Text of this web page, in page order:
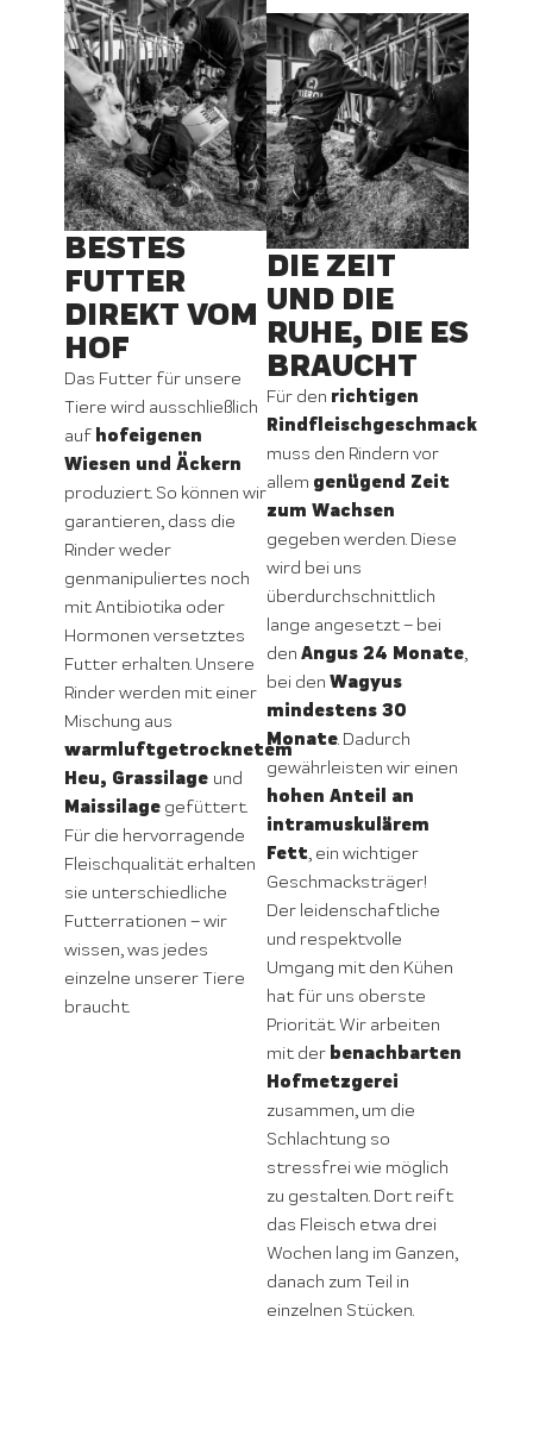
BESTES
FUTTER
DIREKT VOM
HOF
Das Futter für unsere
Tiere wird ausschließlich
auf hofeigenen
Wiesen und Äckern
produziert. So können wir
garantieren, dass die
Rinder weder
genmanipuliertes noch
mit Antibiotika oder
Hormonen versetztes
Futter erhalten. Unsere
Rinder werden mit einer
Mischung aus
warmluftgetrocknetem
Heu, Grassilage und
Maissilagegefüttert.
Für die hervorragende
Fleischqualität erhalten
sie unterschiedliche
Futterrationen – wir
wissen, was jedes
einzelne unserer Tiere
braucht.
DIE ZEIT
UND DIE
RUHE, DIE ES
BRAUCHT
Für den richtigen
Rindfleischgeschmack
muss den Rindern vor
allem genügend Zeit
zum Wachsen
gegeben werden. Diese
wird bei uns
überdurchschnittlich
lange angesetzt – bei
den Angus 24 Monate,
bei den Wagyus
mindestens 30
Monate. Dadurch
gewährleisten wir einen
hohen Anteil an
intramuskulärem
Fett, ein wichtiger
Geschmacksträger!
Der leidenschaftliche
und respektvolle
Umgang mit den Kühen
hat für uns oberste
Priorität. Wir arbeiten
mit der benachbarten
Hofmetzgerei
zusammen, um die
Schlachtung so
stressfrei wie möglich
zu gestalten. Dort reift
das Fleisch etwa drei
Wochen lang im Ganzen,
danach zum Teil in
einzelnen Stücken.